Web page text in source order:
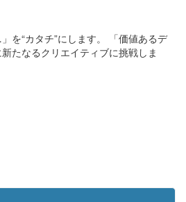
を“カタチ”にします。 「価値あるデ
たなるクリエイティブに挑戦しま